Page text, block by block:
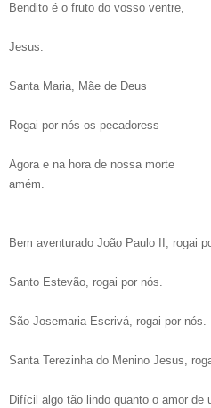
Bendito é o fruto do vosso ventre,
Jesus.
Santa Maria, Mãe de Deus
Rogai por nós os pecadoress
Agora e na hora de nossa morte
amém.
Bem aventurado João Paulo II, rogai
Santo Estevão, rogai por nós.
São Josemaria Escrivá, rogai por nós.
Santa Terezinha do Menino Jesus,
Difícil algo tão lindo quanto o amor de